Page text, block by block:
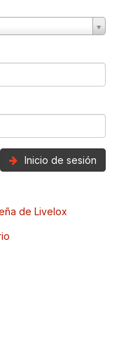
Inicio de sesión
de Livelox